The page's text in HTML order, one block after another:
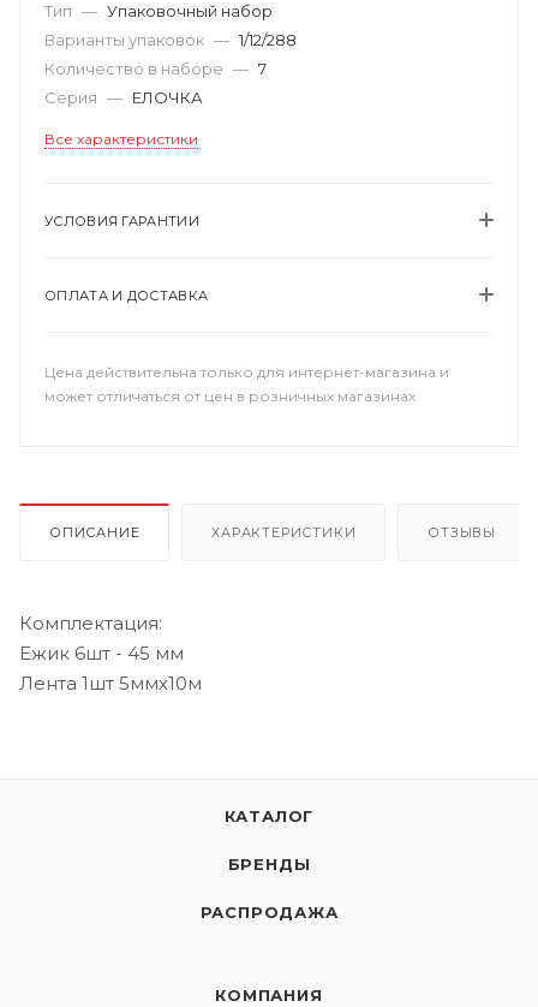
Тип — Упаковочный набор
Варианты упаковок — 1/12/288
Количество в наборе — 7
Серия — ЕЛОЧКА
Все характеристики
УСЛОВИЯ ГАРАНТИИ
ОПЛАТА И ДОСТАВКА
Цена действительна только для интернет-магазина и
может отличаться от цен в розничных магазинах
ОПИСАНИЕ ХАРАКТЕРИСТИКИ ОТЗЫВЫ
Комплектация:
Ежик 6шт - 45 мм
Лента 1шт 5ммх10м
КАТАЛОГ
БРЕНДЫ
РАСПРОДАЖА
КОМПАНИЯ